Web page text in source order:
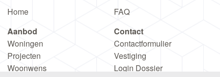
Home
Aanbod
Woningen
Projecten
Woonwens
FAQ
Contact
Contactformulier
Vestiging
Login Dossier